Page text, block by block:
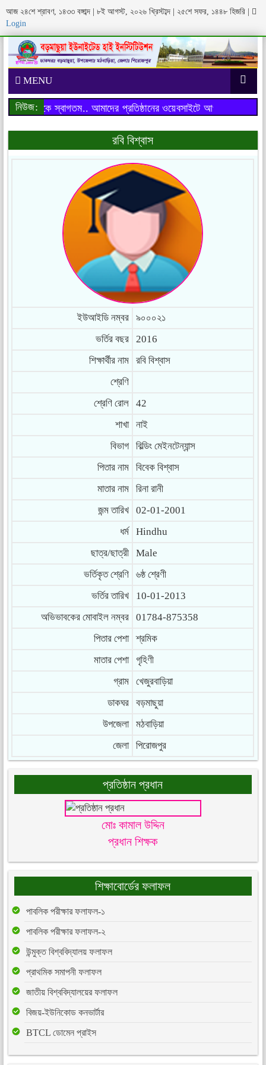
আজ ২৪শে শ্রাবণ, ১৪৩৩ বঙ্গাব্দ | ৮ই আগস্ট, ২০২৬ খ্রিস্টাব্দ | ২৫শে সফর, ১৪৪৮ হিজরি
Login
MENU
নিউজ: আমাদের প্রতিষ্ঠানের ওয়েবসাইটে আপনাকে স্বাগতম..
আপনাকে স্বাগতম..
রবি বিশ্বাস
ইউআইডি নম্বর
৯০০০২১
ভর্তির বছর
2016
শিক্ষার্থীর নাম
রবি বিশ্বাস
শ্রেণি
শ্রেণি রোল
42
শাখা
নাই
বিভাগ
বিল্ডিং মেইনটেন্যান্স
পিতার নাম
বিবেক বিশ্বাস
মাতার নাম
রিনা রানী
জন্ম তারিখ
02-01-2001
ধর্ম
Hindhu
ছাত্র/ছাত্রী
Male
ভর্তিকৃত শ্রেণি
৬ষ্ঠ শ্রেণী
ভর্তির তারিখ
10-01-2013
অভিভাবকের মোবাইল নম্বর
01784-875358
পিতার পেশা
শ্রমিক
মাতার পেশা
গৃহিণী
গ্রাম
খেজুরবাড়িয়া
ডাকঘর
বড়মাছুয়া
উপজেলা
মঠবাড়িয়া
জেলা
পিরোজপুর
প্রতিষ্ঠান প্রধান
মোঃ কামাল উদ্দিন
প্রধান শিক্ষক
শিক্ষাবোর্ডের ফলাফল
পাবলিক পরীক্ষার ফলাফল-১
পাবলিক পরীক্ষার ফলাফল-২
উন্মুক্ত বিশ্ববিদ্যালয় ফলাফল
প্রাথমিক সমাপনী ফলাফল
জাতীয় বিশ্ববিদ্যালয়ের ফলাফল
বিজয়-ইউনিকোড কনভার্টার
BTCL ডোমেন প্রাইস